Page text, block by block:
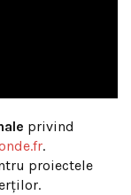
privind
.
proiectele